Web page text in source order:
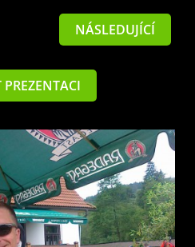
NÁSLEDUJÍCÍ
PREZENTACI